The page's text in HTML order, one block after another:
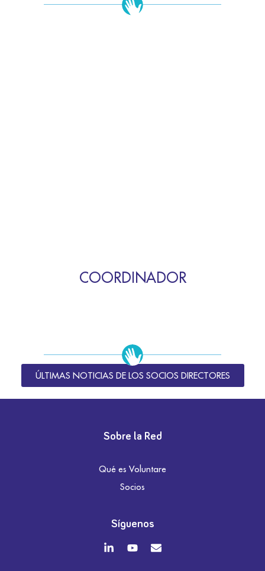
COORDINADOR
ÚLTIMAS NOTICIAS DE LOS SOCIOS DIRECTORES
Sobre la Red
Qué es Voluntare
Socios
Síguenos